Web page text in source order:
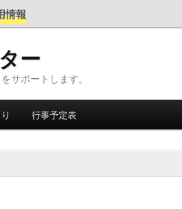
情報
ー
サポートします。
行事予定表